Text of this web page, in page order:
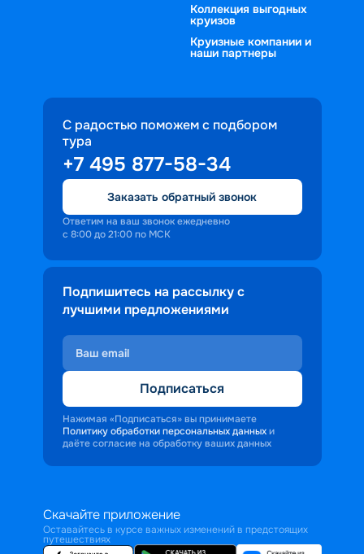
Коллекция выгодных
круизов
Круизные компании и
наши партнеры
С радостью поможем с подбором
тура
+7 495 877-58-34
Заказать обратный звонок
Ответим на ваш звонок ежедневно
с 8:00 до 21:00 по МСК
Подпишитесь на рассылку с
лучшими предложениями
Подписаться
Нажимая «Подписаться» вы принимаете
Политику обработки персональных данных и
даёте согласие на обработку ваших данных
Скачайте приложение
Оставайтесь в курсе важных изменений в предстоящих
путешествиях